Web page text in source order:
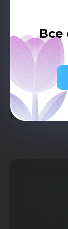
Все
На
участники
Юлия